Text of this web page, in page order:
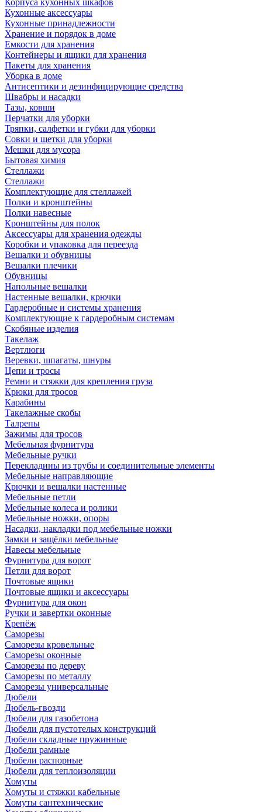
Корпуса кухонных шкафов
Кухонные аксессуары
Кухонные принадлежности
Хранение и порядок в доме
Емкости для хранения
Контейнеры и ящики для хранения
Пакеты для хранения
Уборка в доме
Антисептики и дезинфицирующие средства
Швабры и насадки
Тазы, ковши
Перчатки для уборки
Тряпки, салфетки и губки для уборки
Совки и щетки для уборки
Мешки для мусора
Бытовая химия
Стеллажи
Стеллажи
Комплектующие для стеллажей
Полки и кронштейны
Полки навесные
Кронштейны для полок
Аксессуары для хранения одежды
Коробки и упаковка для переезда
Вешалки и обувницы
Вешалки плечики
Обувницы
Напольные вешалки
Настенные вешалки, крючки
Гардеробные и системы хранения
Комплектующие к гардеробным системам
Скобяные изделия
Такелаж
Вертлюги
Веревки, шпагаты, шнуры
Цепи и тросы
Ремни и стяжки для крепления груза
Крюки для тросов
Карабины
Такелажные скобы
Талрепы
Зажимы для тросов
Мебельная фурнитура
Мебельные ручки
Перекладины из трубы и соединительные элементы
Мебельные направляющие
Крючки и вешалки настенные
Мебельные петли
Мебельные колеса и ролики
Мебельные ножки, опоры
Насадки, накладки под мебельные ножки
Замки и защёлки мебельные
Навесы мебельные
Фурнитура для ворот
Петли для ворот
Почтовые ящики
Почтовые ящики и аксессуары
Фурнитура для окон
Ручки и завертки оконные
Крепёж
Саморезы
Саморезы кровельные
Саморезы оконные
Саморезы по дереву
Саморезы по металлу
Саморезы универсальные
Дюбели
Дюбель-гвозди
Дюбели для газобетона
Дюбели для пустотелых конструкций
Дюбели складные пружинные
Дюбели рамные
Дюбели распорные
Дюбели для теплоизоляции
Хомуты
Хомуты и стяжки кабельные
Хомуты сантехнические